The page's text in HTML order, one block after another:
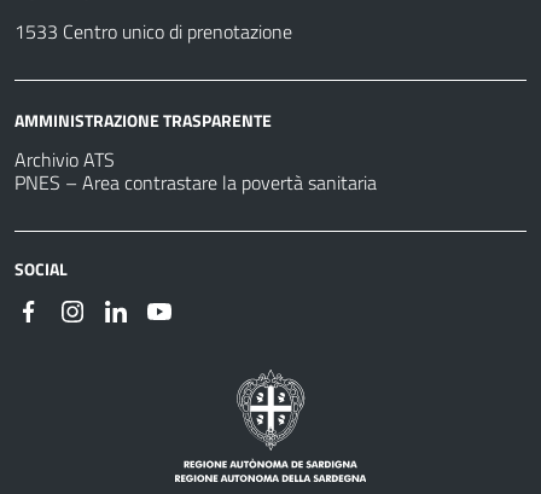
1533 Centro unico di prenotazione
AMMINISTRAZIONE TRASPARENTE
Archivio ATS
PNES – Area contrastare la povertà sanitaria
SOCIAL